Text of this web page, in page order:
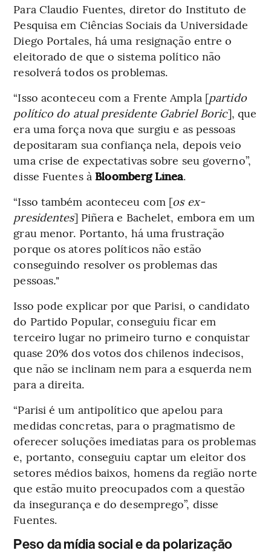
Para Claudio Fuentes, diretor do Instituto de
Pesquisa em Ciências Sociais da Universidade
Diego Portales, há uma resignação entre o
eleitorado de que o sistema político não
resolverá todos os problemas.
“Isso aconteceu com a Frente Ampla [partido
político do atual presidente Gabriel Boric], que
era uma força nova que surgiu e as pessoas
depositaram sua confiança nela, depois veio
uma crise de expectativas sobre seu governo”,
disse Fuentes à Bloomberg Línea.
“Isso também aconteceu com [os ex-
presidentes] Piñera e Bachelet, embora em um
grau menor. Portanto, há uma frustração
porque os atores políticos não estão
conseguindo resolver os problemas das
pessoas."
Isso pode explicar por que Parisi, o candidato
do Partido Popular, conseguiu ficar em
terceiro lugar no primeiro turno e conquistar
quase 20% dos votos dos chilenos indecisos,
que não se inclinam nem para a esquerda nem
para a direita.
“Parisi é um antipolítico que apelou para
medidas concretas, para o pragmatismo de
oferecer soluções imediatas para os problemas
e, portanto, conseguiu captar um eleitor dos
setores médios baixos, homens da região norte
que estão muito preocupados com a questão
da insegurança e do desemprego”, disse
Fuentes.
Peso da mídia social e da polarização